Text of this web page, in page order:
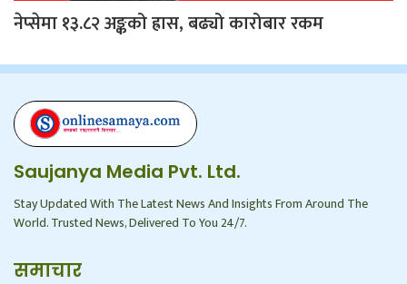
नेप्सेमा १३.८२ अङ्कको ह्रास, बढ्यो कारोबार रकम
Saujanya Media Pvt. Ltd.
Stay Updated With The Latest News And Insights From Around The
World. Trusted News, Delivered To You 24/7.
समाचार